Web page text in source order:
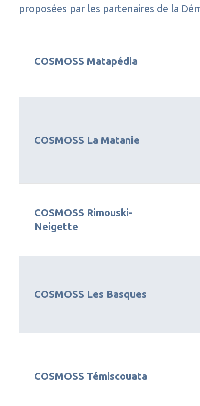
proposées par les partenaires de la
COSMOSS Matapédia
COSMOSS La Matanie
COSMOSS Rimouski-
Neigette
COSMOSS Les Basques
COSMOSS Témiscouata